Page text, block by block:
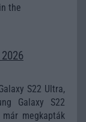
the
S22 Ultra,
Galaxy S22
megkapták